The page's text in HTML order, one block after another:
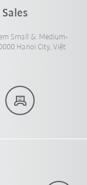
Small & Medium-
Hanoi City, Việt